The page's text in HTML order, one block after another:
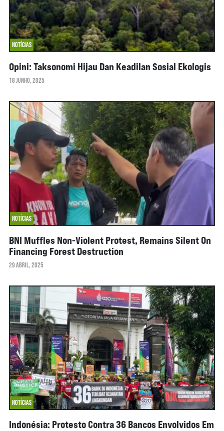
NOTÍCIAS
Opini: Taksonomi Hijau Dan Keadilan Sosial Ekologis
18 JUNHO, 2025
NOTÍCIAS
BNI Muffles Non-Violent Protest, Remains Silent On
Financing Forest Destruction
29 ABRIL, 2025
NOTÍCIAS
Indonésia: Protesto Contra 36 Bancos Envolvidos Em